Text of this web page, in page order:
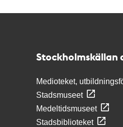
Stockholmskällan
Medioteket,
Stadsmuseet
Medeltidsmuseet
Stadsbiblioteket